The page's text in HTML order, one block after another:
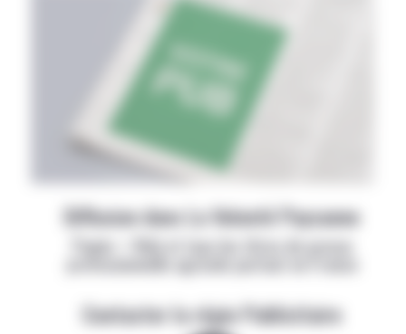
Diffusion dans La Volonté Paysanne
Papier + Web et tous les titres de presse
Contacter la régie Publicitaire